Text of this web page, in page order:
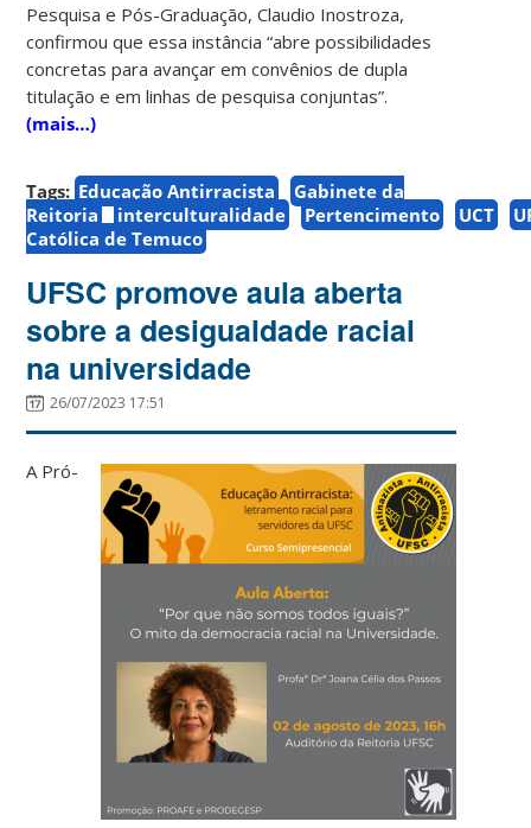
Pesquisa e Pós-Graduação, Claudio Inostroza,
confirmou que essa instância “abre possibilidades
concretas para avançar em convênios de dupla
titulação e em linhas de pesquisa conjuntas”.
(mais…)
Tags: Educação Antirracista
Gabinete da
Reitoria
interculturalidade Pertencimento UCT
Católica de Temuco
UFSC promove aula aberta
sobre a desigualdade racial
na universidade
26/07/2023 17:51
A Pró-